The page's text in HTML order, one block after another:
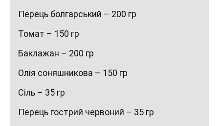
Перець болгарський – 200 гр
Томат – 150 гр
Баклажан – 200 гр
Олія соняшникова – 150 гр
Сіль – 35 гр
Перець гострий червоний – 35 гр